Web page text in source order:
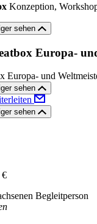
Konzeption,
sehen
Europa-
Europa- und
sehen
sehen
€
Begleitperson